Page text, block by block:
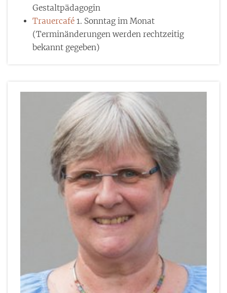
Gestaltpädagogin
Trauercafé 1. Sonntag im Monat
(Terminänderungen werden rechtzeitig
bekannt gegeben)